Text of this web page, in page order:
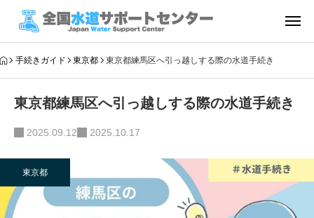
手続きガイド 東京都 東京都練馬区へ引っ越しする際の水道手続き
東京都練馬区へ引っ越しする際の水道手続き
2025.09.12 2025.10.17
東京都